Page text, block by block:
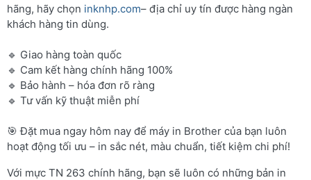
hãng, hãy chọn inknhp.com– địa chỉ uy tín được hàng ngàn
khách hàng tin dùng.
🔹 Giao hàng toàn quốc
🔹 Cam kết hàng chính hãng 100%
🔹 Bảo hành – hóa đơn rõ ràng
🔹 Tư vấn kỹ thuật miễn phí
🎯 Đặt mua ngay hôm nay để máy in Brother của bạn luôn
hoạt động tối ưu – in sắc nét, màu chuẩn, tiết kiệm chi phí!
Với mực TN 263 chính hãng, bạn sẽ luôn có những bản in